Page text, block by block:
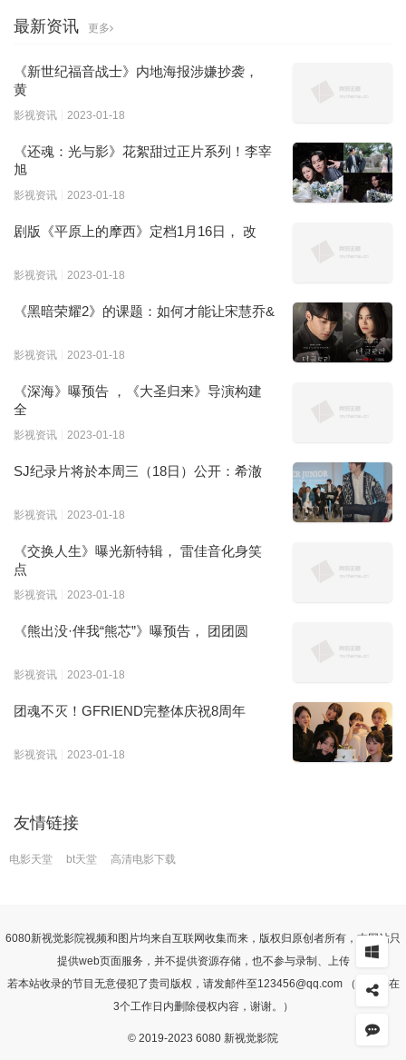
最新资讯 更多
《新世纪福音战士》内地海报涉嫌抄袭，
黄
影视资讯 2023-01-18
《还魂：光与影》花絮甜过正片系列！李宰
旭
影视资讯 2023-01-18
剧版《平原上的摩西》定档1月16日， 改
影视资讯 2023-01-18
《黑暗荣耀2》的课题：如何才能让宋慧乔&
影视资讯 2023-01-18
《深海》曝预告 ，《大圣归来》导演构建
全
影视资讯 2023-01-18
SJ纪录片将於本周三（18日）公开：希澈
影视资讯 2023-01-18
《交换人生》曝光新特辑， 雷佳音化身笑
点
影视资讯 2023-01-18
《熊出没·伴我“熊芯”》曝预告， 团团圆
影视资讯 2023-01-18
团魂不灭！GFRIEND完整体庆祝8周年
影视资讯 2023-01-18
友情链接
电影天堂 bt天堂 高清电影下载
6080新视觉影院视频和图片均来自互联网收集而来，版权归原创者所有，本网站只
提供web页面服务，并不提供资源存储，也不参与录制、上传
若本站收录的节目无意侵犯了贵司版权，请发邮件至123456@qq.com （我们会在
3个工作日内删除侵权内容，谢谢。）
© 2019-2023 6080 新视觉影院